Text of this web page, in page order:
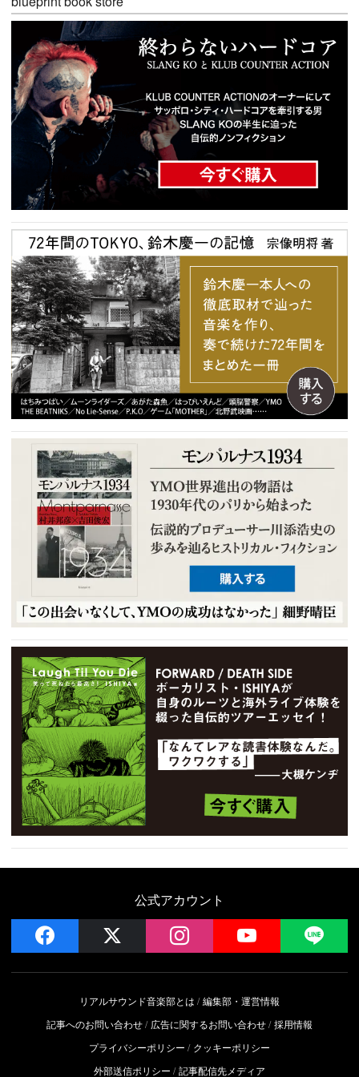
公式アカウント
facebook instagram YouTube
リアルサウンド音楽部とは
編集部・運営情報
記事へのお問い合わせ
広告に関するお問い合わせ 採用情報
プライバシーポリシー
クッキーポリシー
外部送信ポリシー
記事配信先メディア